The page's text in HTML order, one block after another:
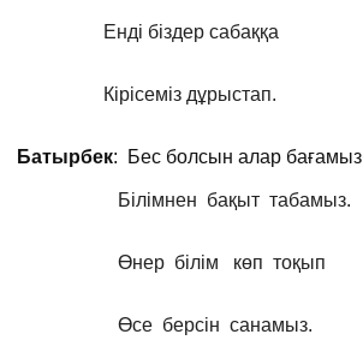
Енді біздер сабаққа
Кірісеміз дұрыстап.
Батырбек: Бес болсын алар бағамыз
Білімнен бақыт табамыз.
Өнер білім көп тоқып
Өсе берсін санамыз.